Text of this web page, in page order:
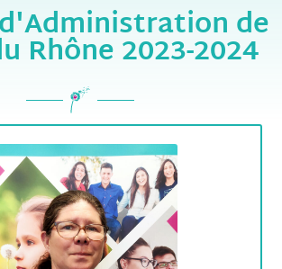
de
Rhône 2023-2024